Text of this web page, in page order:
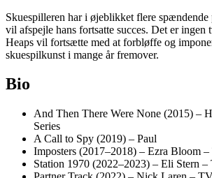
Skuespilleren har i øjeblikket flere
vil afspejle hans fortsatte succes. Det er
Heaps vil fortsætte med at forbløffe og
skuespilkunst i mange år fremover.
Bio
And Then There Were None (2015) –
Series
A Call to Spy (2019) – Paul
Imposters (2017–2018) – Ezra Bloom
Station 1970 (2022–2023) – Eli Stern –